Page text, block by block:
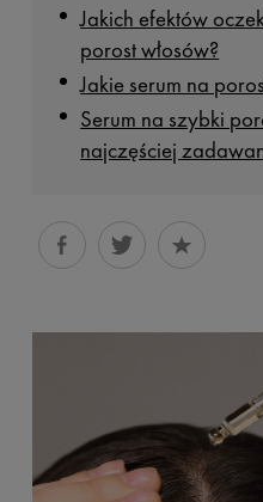
Jakich efektów
porost włosów?
Jakie serum na
Serum na szybki
najczęściej